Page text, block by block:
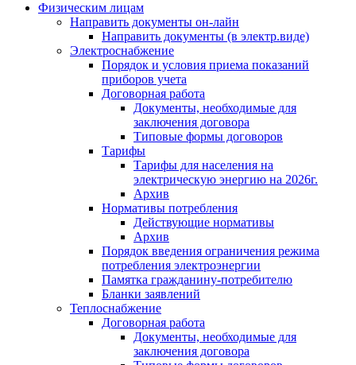
Физическим лицам
Направить документы он-лайн
Направить документы (в электр.виде)
Электроснабжение
Порядок и условия приема показаний
приборов учета
Договорная работа
Документы, необходимые для
заключения договора
Типовые формы договоров
Тарифы
Тарифы для населения на
электрическую энергию на 2026г.
Архив
Нормативы потребления
Действующие нормативы
Архив
Порядок введения ограничения режима
потребления электроэнергии
Памятка гражданину-потребителю
Бланки заявлений
Теплоснабжение
Договорная работа
Документы, необходимые для
заключения договора